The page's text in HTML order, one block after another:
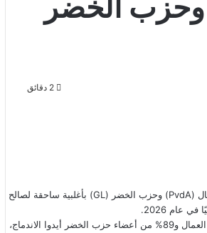
وحزب الخضر
في خطوة تاريخية تعكس تحوّلا كبيرا في الخارطة السياسية الهولندية، صوّت أعضاء حزب العمال (PvdA) وحزب الخضر (GL) بأغلبية ساحقة لصالح
2026.
وأظهرت نتائج الاستفتاء الإلكتروني، الذي أُجري بين أعضاء الحزبين، أن 88% من أعضاء حزب العمال و89% من أعضاء حزب الخضر أيدوا الاندماج،